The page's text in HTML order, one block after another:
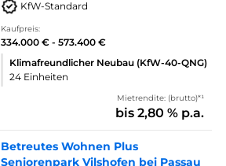
KfW-Standard
Kaufpreis:
334.000 € - 573.400 €
Klimafreundlicher Neubau (KfW-40-QNG)
24 Einheiten
Mietrendite: (brutto)*¹
bis 2,80 % p.a.
Betreutes Wohnen Plus
Seniorenpark Vilshofen bei Passau